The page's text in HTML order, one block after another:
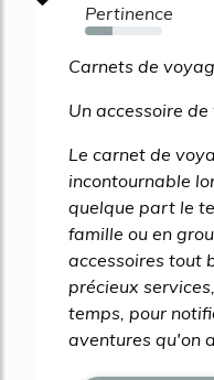
Pertinence
36%
Carnets de
Un accessoire
Le carnet de
incontournable
quelque part le
famille ou en
accessoires tout
précieux
temps, pour
aventures qu'on